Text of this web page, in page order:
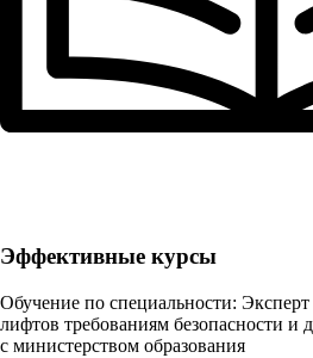
Эффективные курсы
Обучение по специальности: Эксперт
лифтов требованиям безопасности и
с министерством образования